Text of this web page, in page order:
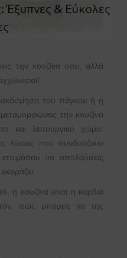
Έξυπνες & Εύκολες
την κουζίνα σου, αλλά
του πάγκου ή η
την κουζίνα
και λειτουργικό χώρο.
λύσεις που συνδυάζουν
ετοιμάσου να απολαύσεις
η κουζίνα είναι η καρδιά
πώς μπορείς να της